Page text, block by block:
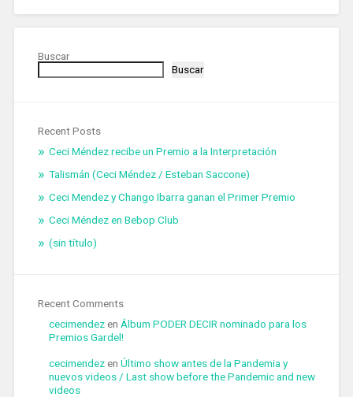
Buscar
Buscar
Recent Posts
Ceci Méndez recibe un Premio a la Interpretación
Talismán (Ceci Méndez / Esteban Saccone)
Ceci Mendez y Chango Ibarra ganan el Primer Premio
Ceci Méndez en Bebop Club
(sin título)
Recent Comments
cecimendezen Álbum PODER DECIR nominado para los
Premios Gardel!
cecimendezen Último show antes de la Pandemia y
nuevos videos / Last show before the Pandemic and new
videos